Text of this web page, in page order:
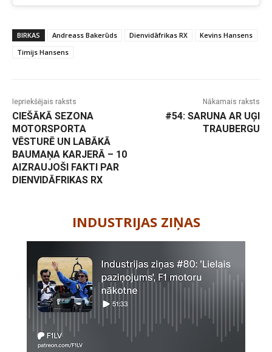
BIRKAS Andreass Bakerūds Dienvidāfrikas RX
Kevins Hansens
Timijs Hansens
Iepriekšējais raksts
CIEŠĀKĀ SEZONA
MOTORSPORTA
VĒSTURĒ UN LABĀKĀ
BAUMAŅA KARJERĀ – 10
AIZRAUJOŠI FAKTI PAR
DIENVIDĀFRIKAS RX
Nākamais raksts
#54: SARUNA AR UĢI
TRAUBERGU
INDUSTRIJAS ZIŅAS